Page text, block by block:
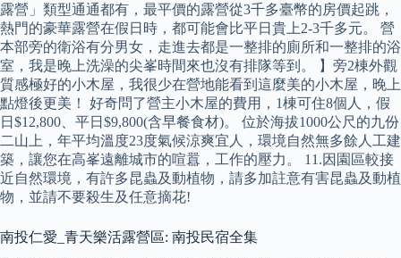
露營」類型通通都有，最平價的露營從3千多臺幣的房價起跳，
熱門的豪華露營在假日時，都可能會比平日貴上2-3千多元。 營
本部旁的衛浴有分男女，走進去都是一整排的廁所和一整排的浴
室，我是晚上洗澡的尖峯時間來也沒有排隊等到。 】旁2棟外觀
質感極好的小木屋，我很少在營地能看到這麼美的小木屋，晚上
點燈後更美！ 好奇問了營主小木屋的費用，1棟可住8個人，假
日$12,800、平日$9,800(含早餐食材)。 位於海拔1000公尺的九份
二山上，年平均溫度23度氣候涼爽宜人，環境自然無多餘人工建
築，讓您在高峯遠離城市的喧囂，工作的壓力。 11.因園區較接
近自然環境，有許多昆蟲及動植物，請多加註意有害昆蟲及動植
物，並請不要殺生及任意摘花!
南投仁愛_青天樂活露營區: 南投民宿全集